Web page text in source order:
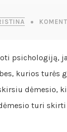
psichologiją,
kurios turės
dėmesio,
turi